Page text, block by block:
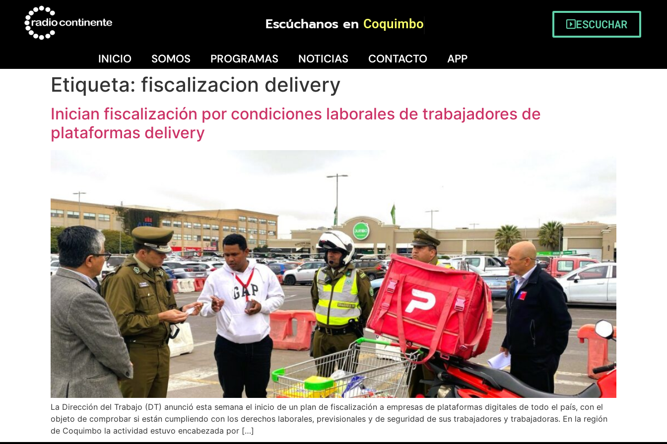
Escúchanos en Coquimbo ESCUCHAR
INICIO SOMOS PROGRAMAS NOTICIAS CONTACTO APP
Etiqueta: fiscalizacion delivery
Inician fiscalización por condiciones laborales de trabajadores de
plataformas delivery
La Dirección del Trabajo (DT) anunció esta semana el inicio de un plan de fiscalización a empresas de plataformas digitales de todo el país, con el
objeto de comprobar si están cumpliendo con los derechos laborales, previsionales y de seguridad de sus trabajadores y trabajadoras. En la región
de Coquimbo la actividad estuvo encabezada por […]